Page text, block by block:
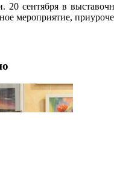
сентября в
мероприятие,